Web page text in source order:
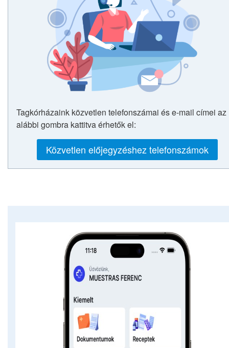
Tagkórházaink közvetlen telefonszámai és e-mail címei az
alábbi gombra kattitva érhetők el:
Közvetlen előjegyzéshez telefonszámok